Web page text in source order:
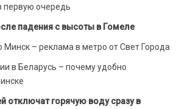
первую очередь
падения с высоты в Гомеле
Минск – реклама в метро от Свет Города
в Беларусь – почему удобно
отключат горячую воду сразу в